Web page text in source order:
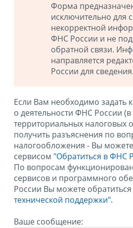
Форма
исключительно для
некорректной
ФНС России и не
обратной связи.
направляется
России для сведения.
Если Вам необходимо задать
о деятельности ФНС России
территориальных налоговых
получить разъяснения по
налогообложения - Вы
сервисом "Обратиться в ФНС
По вопросам
сервисов и программного
России Вы можете обратиться
технической поддержки".
Ваше сообщение: